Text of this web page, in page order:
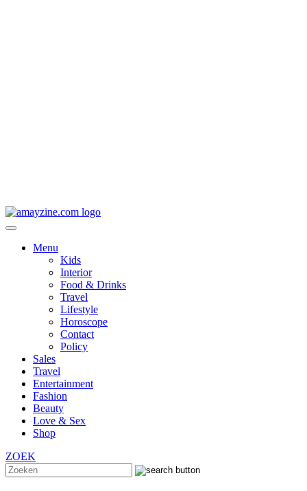
Menu
Kids
Interior
Food & Drinks
Travel
Lifestyle
Horoscope
Contact
Policy
Sales
Travel
Entertainment
Fashion
Beauty
Love & Sex
Shop
ZOEK